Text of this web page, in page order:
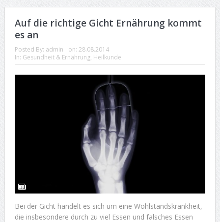
Auf die richtige Gicht Ernährung kommt
es an
Posted By: admin on: 28.08.2014
In: Gesundheit & Ernährung, Heilkunde
Bei der Gicht handelt es sich um eine Wohlstandskrankheit,
die insbesondere durch zu viel Essen und falsches Essen